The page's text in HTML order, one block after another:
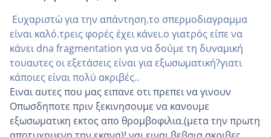
Ευχαριστώ για την απάντηση.το σπερμοδιαγραμμα
είναι καλό.τρεις φορές έχει κάνει.ο γιατρός είπε να
κάνει dna fragmentation για να δούμε τη δυναμική
τουαυτες οι εξετάσεις είναι για εξωσωματική?γιατι
κάποιες είναι πολύ ακριβές..
Ειναι αυτες που μας ειπανε οτι πρεπει να γινουν
Οπωσδηποτε πριν ξεκινησουμε να κανουμε
εξωσωματικη εκτος απο θρομβοφιλια.(μετα την πρωτη